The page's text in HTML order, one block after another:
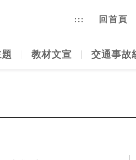
::: 回首頁
教材文宣 交通事故